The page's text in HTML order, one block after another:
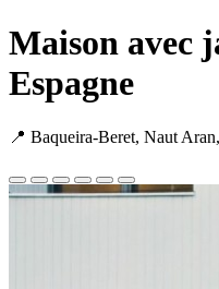
Maison avec
Espagne
📍 Baqueira-Beret, Naut